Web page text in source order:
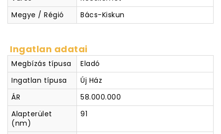
Megye / Régió
Bács-Kiskun
Ingatlan adatai
Megbízás típusa
Eladó
Ingatlan típusa
Új Ház
ÁR
58.000.000
Alapterület
(nm)
91